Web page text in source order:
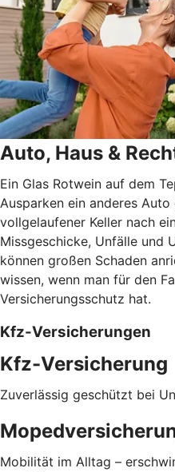
Auto, Haus &
Ein Glas Rotwein auf dem
Ausparken ein anderes
vollgelaufener Keller nach
Missgeschicke, Unfälle und
können großen Schaden
wissen, wenn man für den
Versicherungsschutz hat.
Kfz-Versicherungen
Kfz-Versicherung
Zuverlässig geschützt bei
Mobilität im Alltag –